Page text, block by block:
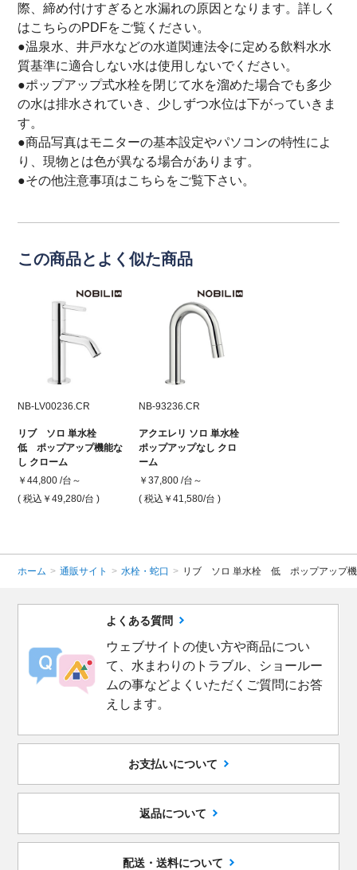
際、締め付けすぎると水漏れの原因となります。詳しく
はこちらのPDFをご覧ください。
●温泉水、井戸水などの水道関連法令に定める飲料水水
質基準に適合しない水は使用しないでください。
●ポップアップ式水栓を閉じて水を溜めた場合でも多少
の水は排水されていき、少しずつ水位は下がっていきま
す。
●商品写真はモニターの基本設定やパソコンの特性によ
り、現物とは色が異なる場合があります。
●その他注意事項はこちら をご覧下さい。
この商品とよく似た商品
NB-LV00236.CR
リブ ソロ 単水栓
低 ポップアップ機能な
し クローム
￥44,800 /台～
( 税込￥49,280/台 )
NB-93236.CR
アクエレリ ソロ 単水栓
ポップアップなし クロ
ーム
￥37,800 /台～
( 税込￥41,580/台 )
ホーム > 通販サイト > 水栓・蛇口 > リブ ソロ 単水栓 低 ポップアップ機
よくある質問
ウェブサイトの使い方や商品につい
て、水まわりのトラブル、ショールー
ムの事などよくいただくご質問にお答
えします。
お支払いについて
返品について
配送・送料について